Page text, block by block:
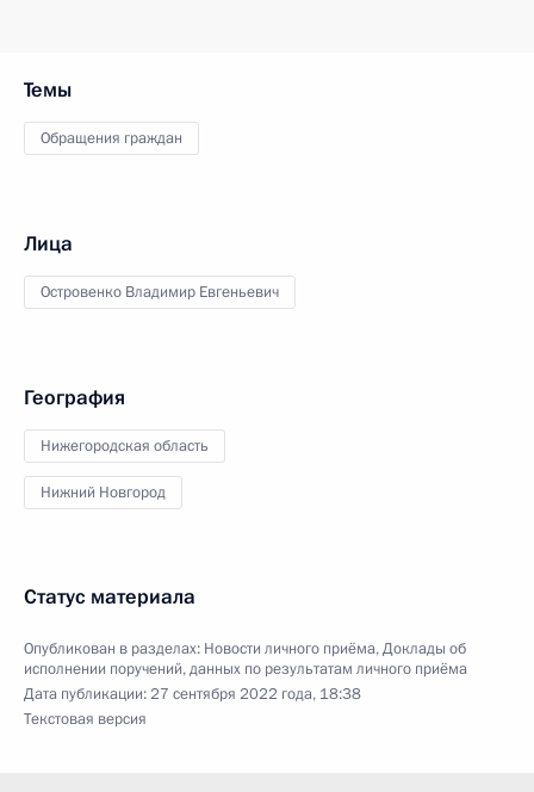
Темы
Обращения граждан
Лица
Островенко Владимир Евгеньевич
География
Нижегородская область
Нижний Новгород
Статус материала
Опубликован в разделах: Новости личного приёма,Доклады об
исполнении поручений, данных по результатам личного приёма
Дата публикации:27 сентября 2022 года, 18:38
Текстовая версия